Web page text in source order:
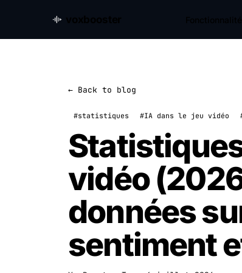
← Back to blog
#statistiques #IA dans le jeu vidéo
vidéo
données
sentiment